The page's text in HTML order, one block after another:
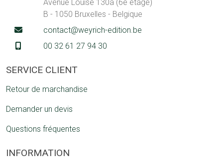
Avenue Louise 130a (6e étage)
B - 1050 Bruxelles - Belgique
contact@weyrich-edition.be
00 32 61 27 94 30
SERVICE CLIENT
Retour de marchandise
Demander un devis
Questions fréquentes
INFORMATION